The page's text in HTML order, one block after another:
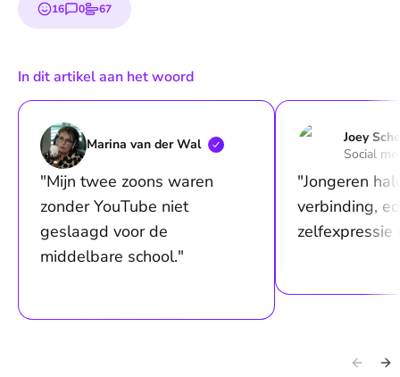
16
emojis0
reacties
67
stemmen
In dit artikel aan het woord
Marina van der Wal
"Mijn twee zoons waren
zonder YouTube niet
geslaagd voor de
middelbare school."
Joey
Social
"Jongeren
verbinding,
zelfexpressie